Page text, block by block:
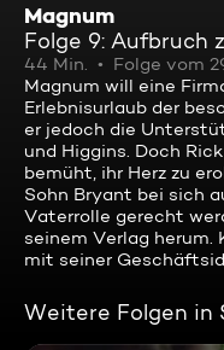
Magnum
Folge 9: Aufbruch
44 Min. Folge vom
Magnum will eine
Erlebnisurlaub der
er jedoch die
und Higgins. Doch
bemüht, ihr Herz zu
Sohn Bryant bei sich
Vaterrolle gerecht
seinem Verlag herum.
mit seiner
Weitere Folgen in